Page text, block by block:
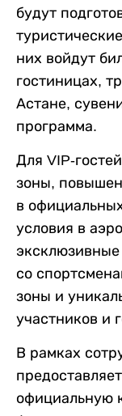
будут
них войдут
гостиницах,
Астане,
программа.
Для VIP-
зоны,
в
условия в
со
зоны и
участников и
В рамках
официальную